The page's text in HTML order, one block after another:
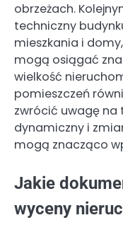
obrzeżach.
techniczny
mieszkania i
mogą osiągać
wielkość
pomieszczeń
zwrócić uwagę na
dynamiczny i
mogą znacząco
Jakie
wyceny